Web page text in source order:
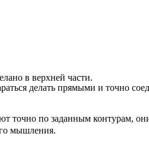
в верхней части.
делать прямыми и точно
точно по заданным контурам,
мышления.